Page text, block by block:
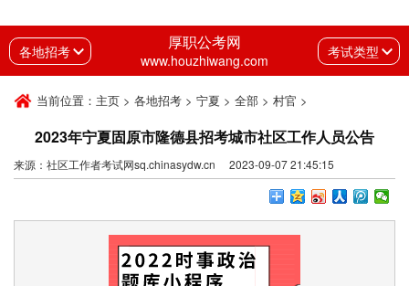
各地招考 厚职公考网
www.houzhiwang.com 考试类型
当前位置： 主页 > 各地招考 > 宁夏 > 全部 > 村官 >
2023年宁夏固原市隆德县招考城市社区工作人员公告
来源：社区工作者考试网sq.chinasydw.cn 2023-09-07 21:45:15